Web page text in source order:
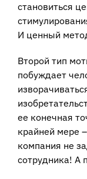
становиться
И ценный
Второй тип
побуждает
ее конечная
крайней мере
компания не
сотрудника! А